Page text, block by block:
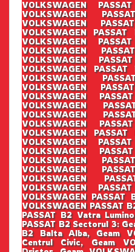
VOLKSWAGEN
VOLKSWAGEN
VOLKSWAGEN
VOLKSWAGEN
VOLKSWAGEN
VOLKSWAGEN
VOLKSWAGEN
VOLKSWAGEN
VOLKSWAGEN
VOLKSWAGEN
VOLKSWAGEN
VOLKSWAGEN
VOLKSWAGEN
VOLKSWAGEN
VOLKSWAGEN
VOLKSWAGEN
VOLKSWAGEN
VOLKSWAGEN
VOLKSWAGEN
VOLKSWAGEN
VOLKSWAGEN
VOLKSWAGEN
VOLKSWAGEN PASSAT
PASSAT B2 Vatra
PASSAT B2 Sectorul 3:
B2 Balta Alba, Geam
Centrul Civic, Geam